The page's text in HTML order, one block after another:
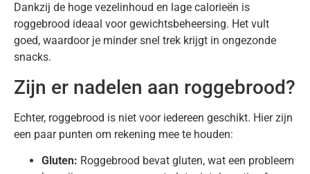
Dankzij de hoge vezelinhoud en lage calorieën is
roggebrood ideaal voor gewichtsbeheersing. Het vult
goed, waardoor je minder snel trek krijgt in ongezonde
snacks.
Zijn er nadelen aan roggebrood?
Echter, roggebrood is niet voor iedereen geschikt. Hier zijn
een paar punten om rekening mee te houden:
Gluten: Roggebrood bevat gluten, wat een probleem